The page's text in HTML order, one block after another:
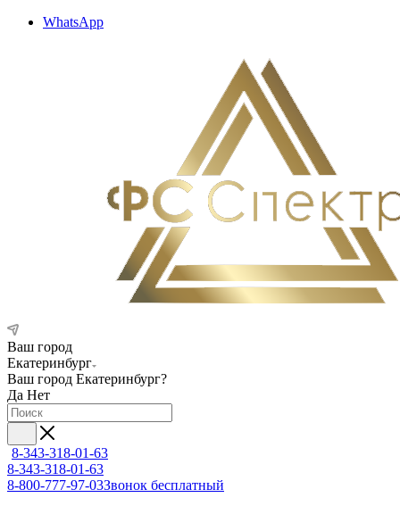
WhatsApp
Ваш город
Екатеринбург
Ваш город Екатеринбург?
Да Нет
8-343-318-01-63
8-343-318-01-63
8-800-777-97-03Звонок бесплатный